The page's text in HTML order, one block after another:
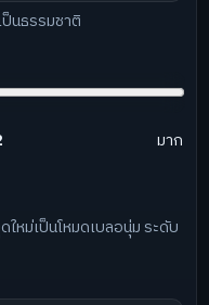
นธรรมชาติ
มาก
หม่เป็นโหมดเบลอนุ่ม ระดับ